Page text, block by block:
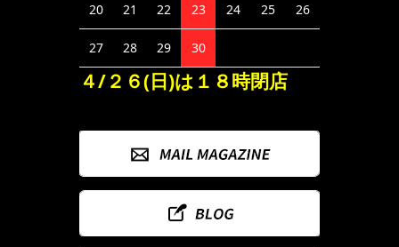
20 21 22 23 24 25 26
27 28 29 30
４/２６(日)は１８時閉店